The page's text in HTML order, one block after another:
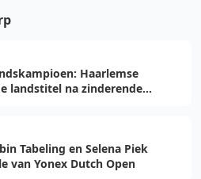
Haarlemse
landstitel na zinderende
Tabeling en Selena Piek
van Yonex Dutch Open